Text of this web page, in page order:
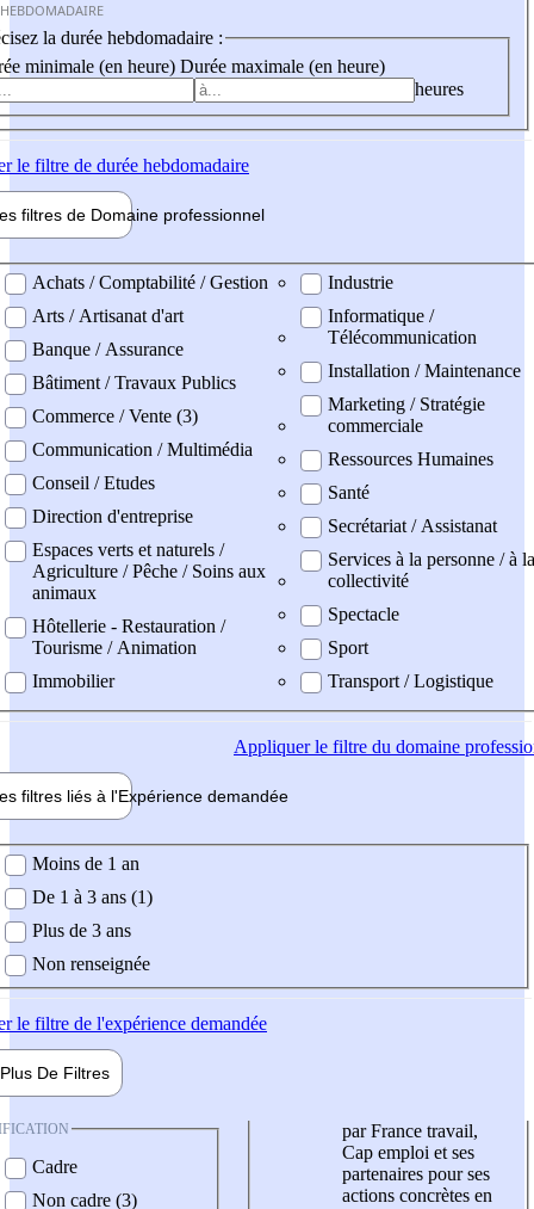
la durée hebdomadaire :
minimale (en heure) Durée maximale (en heure)
heures
le filtre de durée hebdomadaire
filtres de Domaine professionnel
professionel
Achats / Comptabilité / Gestion
Arts / Artisanat d'art
Banque / Assurance
Bâtiment / Travaux Publics
Commerce / Vente (3)
Communication / Multimédia
Conseil / Etudes
Direction d'entreprise
Espaces verts et naturels /
Agriculture / Pêche / Soins aux
animaux
Hôtellerie - Restauration /
Tourisme / Animation
Immobilier
Industrie
Informatique /
Télécommunication
Installation / Maintenance
Marketing / Stratégie
commerciale
Ressources Humaines
Santé
Secrétariat / Assistanat
Services à la personne / à la
collectivité
Spectacle
Sport
Transport / Logistique
Appliquerle filtre du domaine
filtres liés à l'Expérience demandée
demandée
Moins de 1 an
De 1 à 3 ans (1)
Plus de 3 ans
Non renseignée
le filtre de l'expérience demandée
Plus De Filtres
Cadre
Non cadre (3)
par France travail,
Cap emploi et ses
partenaires pour ses
actions concrètes en